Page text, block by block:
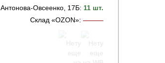
Антонова-Овсеенко, 17Б: 11 шт.
Склад «OZON»: ———